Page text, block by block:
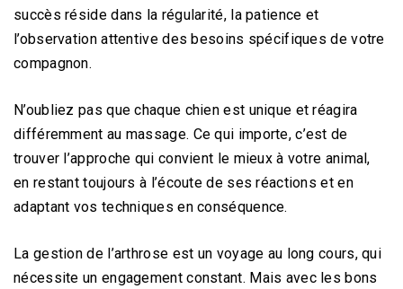
succès réside dans la régularité, la patience et
l’observation attentive des besoins spécifiques de votre
compagnon.
N’oubliez pas que chaque chien est unique et réagira
différemment au massage. Ce qui importe, c’est de
trouver l’approche qui convient le mieux à votre animal,
en restant toujours à l’écoute de ses réactions et en
adaptant vos techniques en conséquence.
La gestion de l’arthrose est un voyage au long cours, qui
nécessite un engagement constant. Mais avec les bons